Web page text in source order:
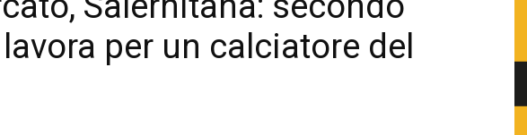
per un calciatore del